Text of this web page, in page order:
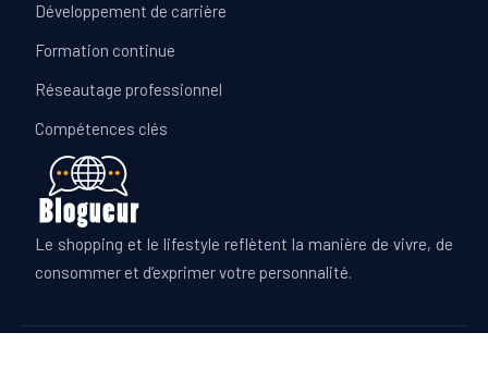
Développement de carrière
Formation continue
Réseautage professionnel
Compétences clés
Le shopping et le lifestyle reflètent la manière de vivre, de
consommer et d’exprimer votre personnalité.